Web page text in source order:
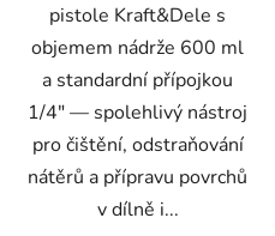
pistole Kraft&Dele s
objemem nádrže 600 ml
a standardní přípojkou
1/4" — spolehlivý nástroj
pro čištění, odstraňování
nátěrů a přípravu povrchů
v dílně i...